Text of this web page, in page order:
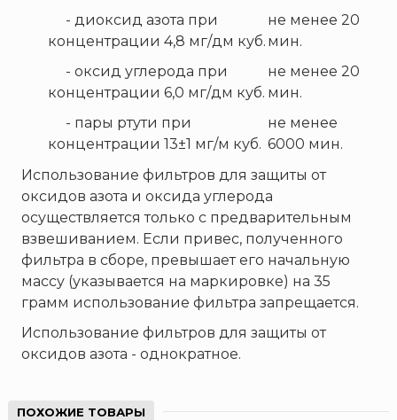
- диоксид азота при
концентрации 4,8 мг/дм куб.
- оксид углерода при
концентрации 6,0 мг/дм куб.
- пары ртути при
концентрации 13±1 мг/м куб.
не менее 20
мин.
не менее 20
мин.
не менее
6000 мин.
Использование фильтров для защиты от
оксидов азота и оксида углерода
осуществляется только с предварительным
взвешиванием. Если привес, полученного
фильтра в сборе, превышает его начальную
массу (указывается на маркировке) на 35
грамм использование фильтра запрещается.
Использование фильтров для защиты от
оксидов азота - однократное.
ПОХОЖИЕ ТОВАРЫ